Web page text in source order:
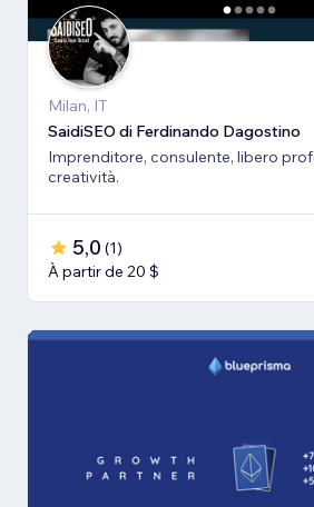
Milan, IT
SaidiSEO di Ferdinando Dagostino
Imprenditore, consulente, libero
creatività.
5,0 (1)
À partir de 20 $